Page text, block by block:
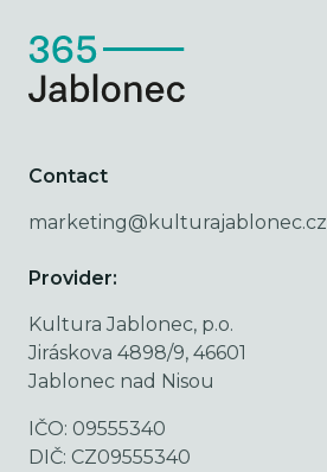
Contact
marketing@kulturajablonec.cz
Provider:
Kultura Jablonec, p.o.
Jiráskova 4898/9, 46601
Jablonec nad Nisou
IČO: 09555340
DIČ: CZ09555340